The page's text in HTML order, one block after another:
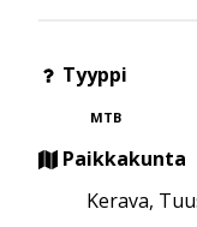
Tyyppi
MTB
Paikkakunta
Kerava,